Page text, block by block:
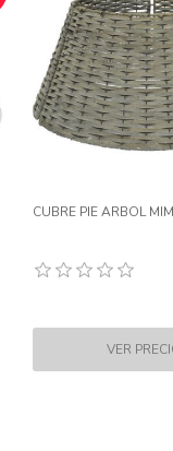
CUBRE PIE ARBOL